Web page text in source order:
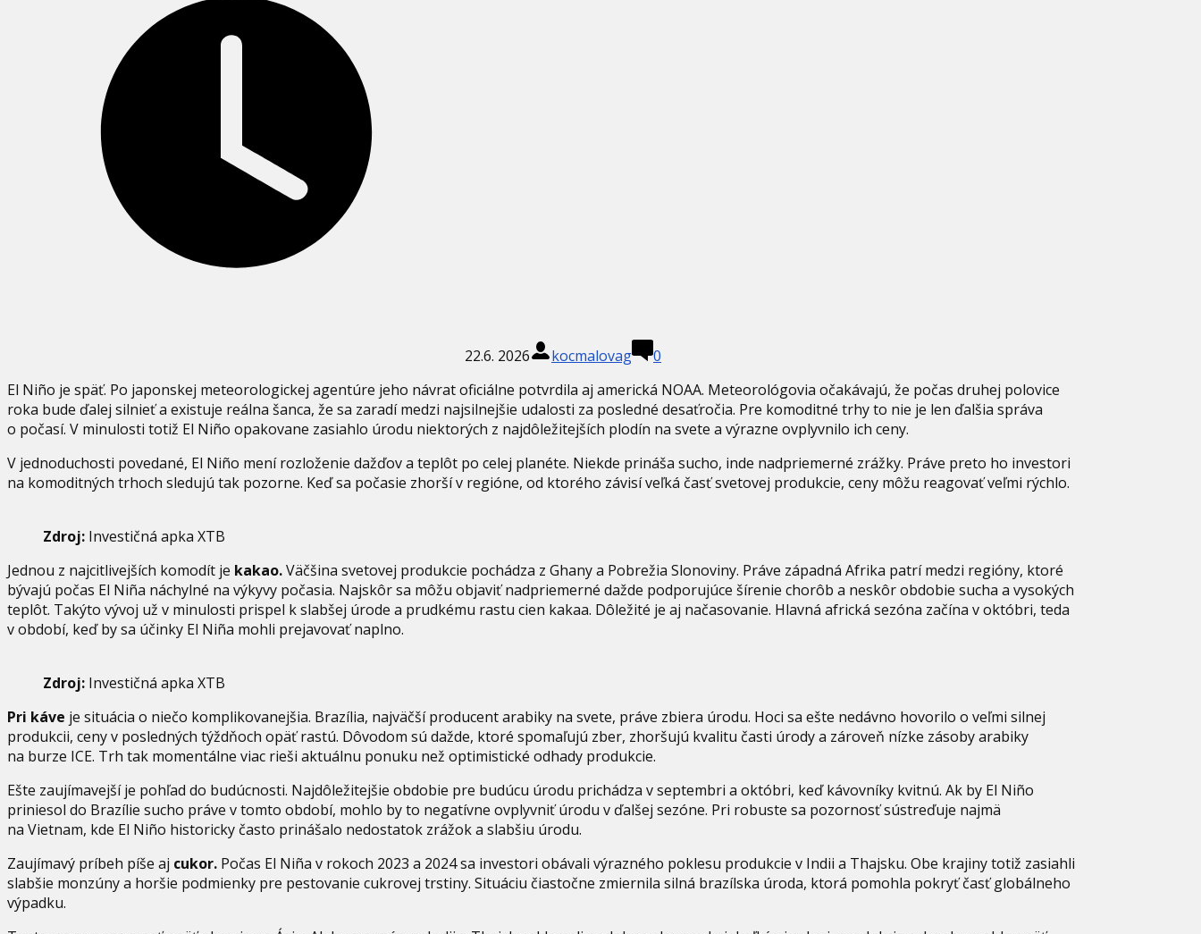
22.6. 2026 kocmalovag
0
El Niño je späť. Po japonskej meteorologickej agentúre jeho návrat oficiálne potvrdila aj americká NOAA. Meteorológovia očakávajú, že počas druhej polovice
roka bude ďalej silnieť a existuje reálna šanca, že sa zaradí medzi najsilnejšie udalosti za posledné desaťročia. Pre komoditné trhy to nie je len ďalšia správa
o počasí. V minulosti totiž El Niño opakovane zasiahlo úrodu niektorých z najdôležitejších plodín na svete a výrazne ovplyvnilo ich ceny.
V jednoduchosti povedané, El Niño mení rozloženie dažďov a teplôt po celej planéte. Niekde prináša sucho, inde nadpriemerné zrážky. Práve preto ho investori
na komoditných trhoch sledujú tak pozorne. Keď sa počasie zhorší v regióne, od ktorého závisí veľká časť svetovej produkcie, ceny môžu reagovať veľmi rýchlo.
Zdroj: Investičná apka XTB
Jednou z najcitlivejších komodít je kakao.Väčšina svetovej produkcie pochádza z Ghany a Pobrežia Slonoviny. Práve západná Afrika patrí medzi regióny, ktoré
bývajú počas El Niña náchylné na výkyvy počasia. Najskôr sa môžu objaviť nadpriemerné dažde podporujúce šírenie chorôb a neskôr obdobie sucha a vysokých
teplôt. Takýto vývoj už v minulosti prispel k slabšej úrode a prudkému rastu cien kakaa. Dôležité je aj načasovanie. Hlavná africká sezóna začína v októbri, teda
v období, keď by sa účinky El Niña mohli prejavovať naplno.
Zdroj: Investičná apka XTB
Pri káve je situácia o niečo komplikovanejšia. Brazília, najväčší producent arabiky na svete, práve zbiera úrodu. Hoci sa ešte nedávno hovorilo o veľmi silnej
produkcii, ceny v posledných týždňoch opäť rastú. Dôvodom sú dažde, ktoré spomaľujú zber, zhoršujú kvalitu časti úrody a zároveň nízke zásoby arabiky
na burze ICE. Trh tak momentálne viac rieši aktuálnu ponuku než optimistické odhady produkcie.
Ešte zaujímavejší je pohľad do budúcnosti. Najdôležitejšie obdobie pre budúcu úrodu prichádza v septembri a októbri, keď kávovníky kvitnú. Ak by El Niño
priniesol do Brazílie sucho práve v tomto období, mohlo by to negatívne ovplyvniť úrodu v ďalšej sezóne. Pri robuste sa pozornosť sústreďuje najmä
na Vietnam, kde El Niño historicky často prinášalo nedostatok zrážok a slabšiu úrodu.
Zaujímavý príbeh píše aj cukor. Počas El Niña v rokoch 2023 a 2024 sa investori obávali výrazného poklesu produkcie v Indii a Thajsku. Obe krajiny totiž zasiahli
slabšie monzúny a horšie podmienky pre pestovanie cukrovej trstiny. Situáciu čiastočne zmiernila silná brazílska úroda, ktorá pomohla pokryť časť globálneho
výpadku.